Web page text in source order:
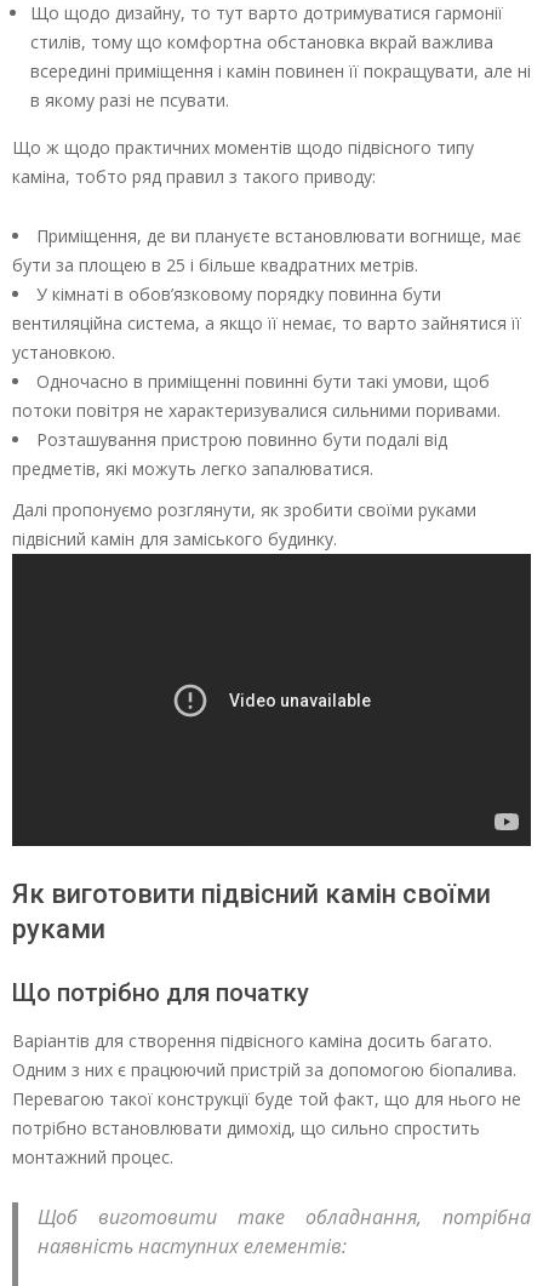
Що щодо дизайну, то тут варто дотримуватися гармонії
стилів, тому що комфортна обстановка вкрай важлива
всередині приміщення і камін повинен її покращувати, але ні
в якому разі не псувати.
Що ж щодо практичних моментів щодо підвісного типу
каміна, тобто ряд правил з такого приводу:
Приміщення, де ви плануєте встановлювати вогнище, має
бути за площею в 25 і більше квадратних метрів.
У кімнаті в обов’язковому порядку повинна бути
вентиляційна система, а якщо її немає, то варто зайнятися її
установкою.
Одночасно в приміщенні повинні бути такі умови, щоб
потоки повітря не характеризувалися сильними поривами.
Розташування пристрою повинно бути подалі від
предметів, які можуть легко запалюватися.
Далі пропонуємо розглянути, як зробити своїми руками
підвісний камін для заміського будинку.
Як виготовити підвісний камін своїми
руками
Що потрібно для початку
Варіантів для створення підвісного каміна досить багато.
Одним з них є працюючий пристрій за допомогою біопалива.
Перевагою такої конструкції буде той факт, що для нього не
потрібно встановлювати димохід, що сильно спростить
монтажний процес.
Щоб виготовити таке обладнання, потрібна
наявність наступних елементів: